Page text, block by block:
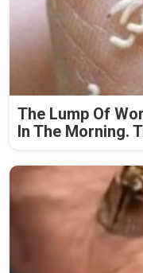
The Lump Of
In The Morning.